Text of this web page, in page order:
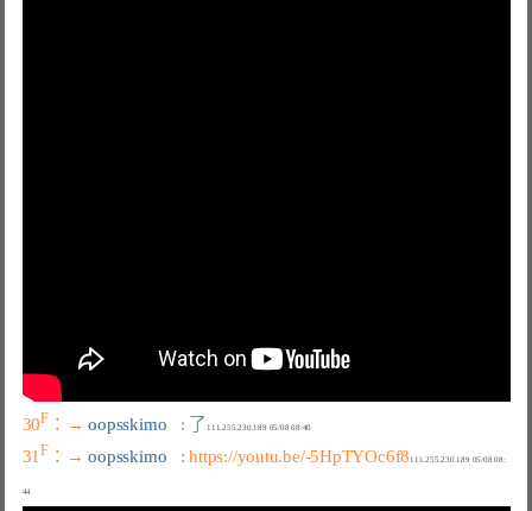
30F ：→ oopsskimo : 了
31F ：→ oopsskimo : https://youtu.be/-5HpTYOc6f8 111.255.230.189 05/08 08: